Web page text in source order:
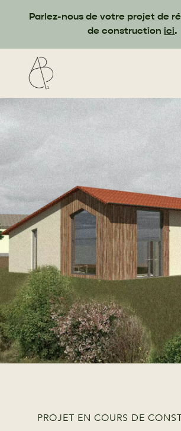
Parlez-nous de votre projet de
de constructionici.
PROJET EN COURS DE